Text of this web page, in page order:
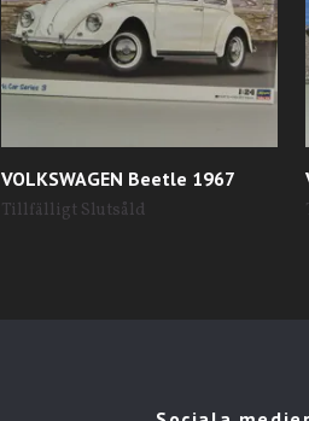
VOLKSWAGEN Beetle 1967
Tillfälligt Slutsåld